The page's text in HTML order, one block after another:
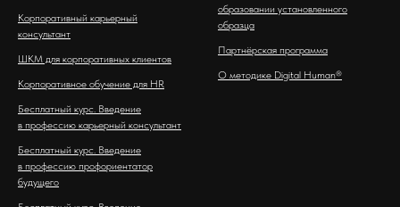
Корпоративный карьерный
консультант
ШКМ для корпоративных клиентов
Корпоративное обучение для HR
Бесплатный курс. Введение
в профессию карьерный консультант
Бесплатный курс. Введение
в профессию профориентатор
будущего
образовании установленного
образца
Партнёрская программа
О методике Digital Human®